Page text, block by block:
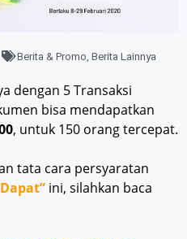
Berita & Promo Berita Lainnya
dengan 5 Transaksi
bisa mendapatkan
, untuk 150 orang tercepat.
tata cara persyaratan
ini, silahkan baca